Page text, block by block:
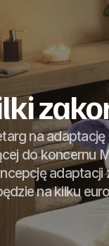
na
do koncernu
adaptacji
na kilku